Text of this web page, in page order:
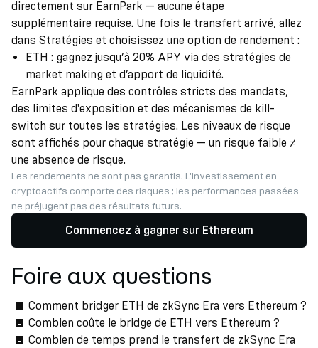
directement sur EarnPark — aucune étape
supplémentaire requise. Une fois le transfert arrivé, allez
dans Stratégies et choisissez une option de rendement :
ETH : gagnez jusqu’à 20% APY via des stratégies de
market making et d’apport de liquidité.
EarnPark applique des contrôles stricts des mandats,
des limites d'exposition et des mécanismes de kill-
switch sur toutes les stratégies. Les niveaux de risque
sont affichés pour chaque stratégie — un risque faible ≠
une absence de risque.
Les rendements ne sont pas garantis. L'investissement en
cryptoactifs comporte des risques ; les performances passées
ne préjugent pas des résultats futurs.
Commencez à gagner sur Ethereum
Foire aux questions
Comment bridger ETH de zkSync Era vers Ethereum ?
Combien coûte le bridge de ETH vers Ethereum ?
Combien de temps prend le transfert de zkSync Era